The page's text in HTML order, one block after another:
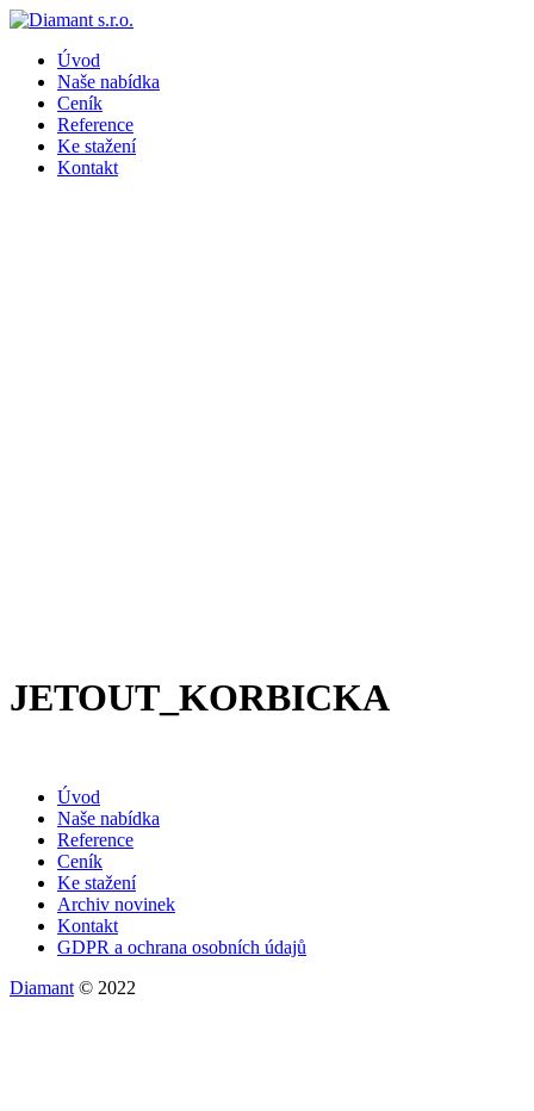
Úvod
Naše nabídka
Ceník
Reference
Ke stažení
Kontakt
JETOUT_KORBICKA
Úvod
Naše nabídka
Reference
Ceník
Ke stažení
Archiv novinek
Kontakt
GDPR a ochrana osobních údajů
Diamant © 2022